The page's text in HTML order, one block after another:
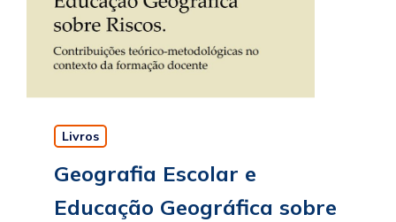
Livros
Geografia Escolar e
Educação Geográfica sobre